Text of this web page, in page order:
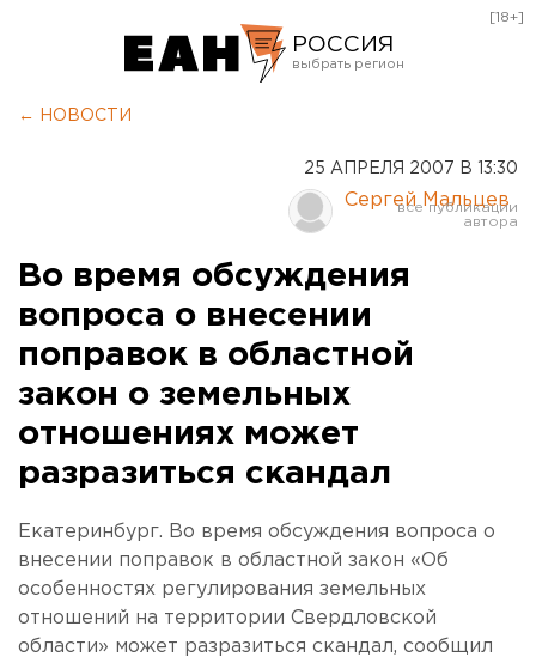
РОССИЯ
Курган
Оренбург
[18+]
← НОВОСТИ
25 АПРЕЛЯ 2007 В 13:30
Сергей Мальцев
Во время обсуждения
вопроса о внесении
поправок в областной
закон о земельных
отношениях может
разразиться скандал
Екатеринбург. Во время обсуждения вопроса о
внесении поправок в областной закон «Об
особенностях регулирования земельных
отношений на территории Свердловской
области» может разразиться скандал, сообщил